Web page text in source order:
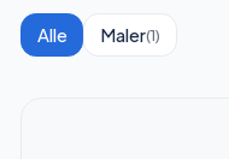
Alle Maler(1)